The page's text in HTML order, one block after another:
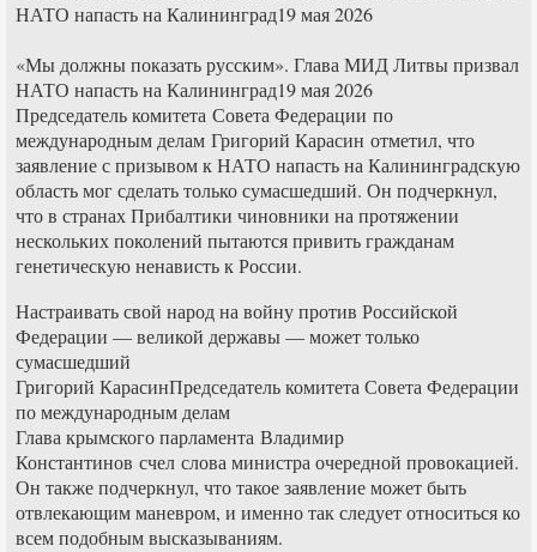
НАТО напасть на Калининград19 мая 2026
«Мы должны показать русским». Глава МИД Литвы призвал
НАТО напасть на Калининград19 мая 2026
Председатель комитета Совета Федерации по
международным делам Григорий Карасин отметил, что
заявление с призывом к НАТО напасть на Калининградскую
область мог сделать только сумасшедший. Он подчеркнул,
что в странах Прибалтики чиновники на протяжении
нескольких поколений пытаются привить гражданам
генетическую ненависть к России.
Настраивать свой народ на войну против Российской
Федерации — великой державы — может только
сумасшедший
Григорий КарасинПредседатель комитета Совета Федерации
по международным делам
Глава крымского парламента Владимир
Константинов счел слова министра очередной провокацией.
Он также подчеркнул, что такое заявление может быть
отвлекающим маневром, и именно так следует относиться ко
всем подобным высказываниям.